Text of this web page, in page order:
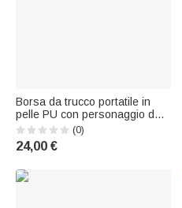
Borsa da trucco portatile in
pelle PU con personaggio dei
cartoni animati personalizzato,
con cognome e scritta; ideale
per l'uso quotidiano e i viaggi;
per gli amanti de
(0)
24,00 €